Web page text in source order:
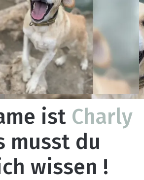
ist Charly
musst du
wissen !